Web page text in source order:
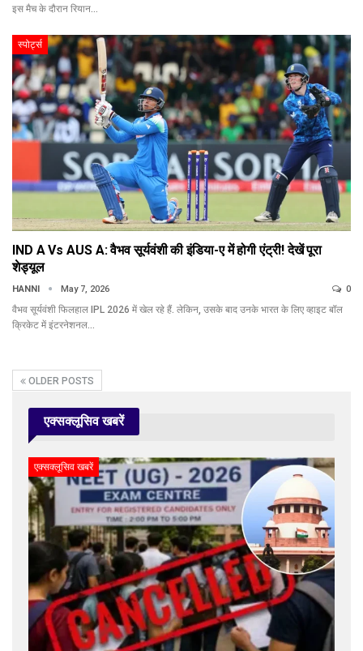
इस मैच के दौरान रियान…
स्पोर्ट्स
IND A Vs AUS A: वैभव सूर्यवंशी की इंडिया-ए में होगी एंट्री! देखें पूरा
शेड्यूल
HANNI May 7, 2026 0
वैभव सूर्यवंशी फिलहाल IPL 2026 में खेल रहे हैं. लेकिन, उसके बाद उनके भारत के लिए व्हाइट बॉल
क्रिकेट में इंटरनेशनल…
OLDER POSTS
एक्सक्लूसिव खबरें
एक्सक्लूसिव खबरें